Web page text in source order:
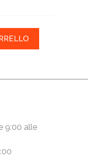
9:00 alle